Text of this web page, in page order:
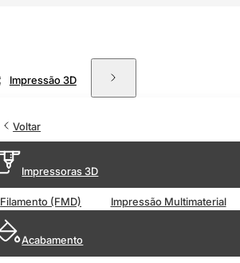
Impressão 3D
Voltar
Impressoras 3D
Filamento (FMD) Impressão Multimaterial
Acabamento